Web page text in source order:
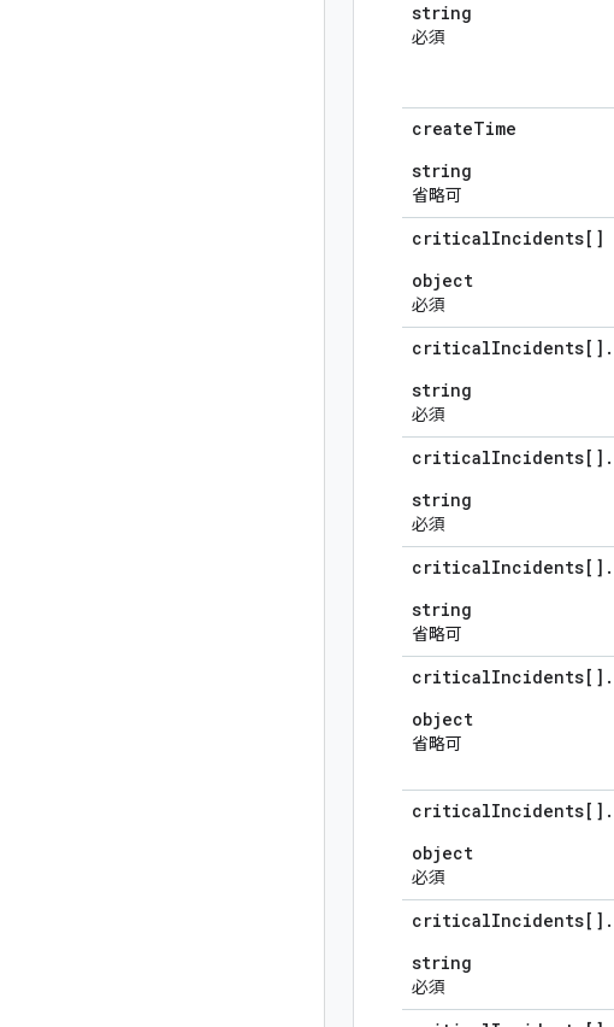
string
必須
createTime
string
省略可
criticalIncidents[]
object
必須
criticalIncidents[] .
string
必須
criticalIncidents[] .
string
必須
criticalIncidents[] .
string
省略可
criticalIncidents[] .
object
省略可
criticalIncidents[] .
object
必須
criticalIncidents[] .
string
必須